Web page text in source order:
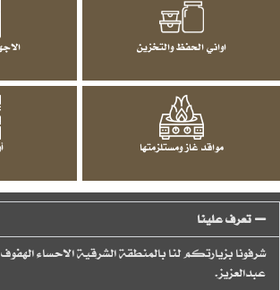
اواني الحفظ والتخزين
مواقد غاز ومستلزمتها
تعرف علينا
شرفونا بزيارتكم لنا بالمنطقة الشرقية الاحساء
عبدالعزيز.